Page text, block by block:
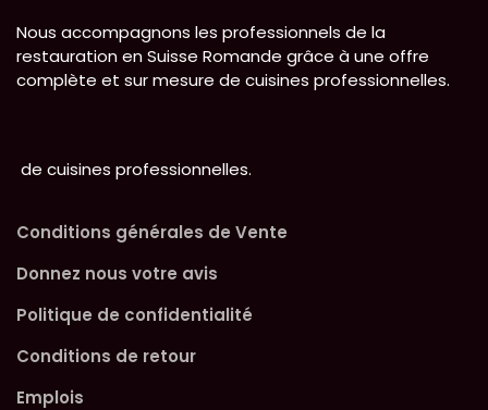
Nous accompagnons les professionnels de la
restauration en Suisse Romande grâce à une offre
complète et sur mesure de cuisines professionnelles.
de cuisines professionnelles.
Conditions générales de Vente
Donnez nous votre avis
Politique de confidentialité
Conditions de retour
Emplois